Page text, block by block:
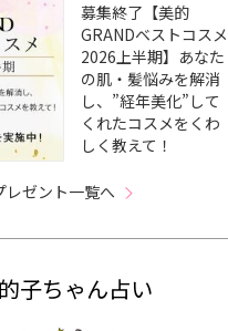
募集終了【美的
GRANDベストコスメ
2026上半期】あなた
の肌・髪悩みを解消
し、”経年美化”して
くれたコスメをくわ
しく教えて！
レゼント一覧へ
子ちゃん占い